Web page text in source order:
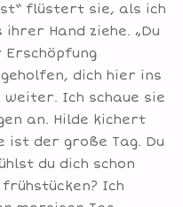
flüstert sie, als ich
Hand ziehe. „Du
Erschöpfung
dich hier ins
Ich schaue sie
an. Hilde kichert
ist der große Tag. Du
du dich schon
frühstücken? Ich